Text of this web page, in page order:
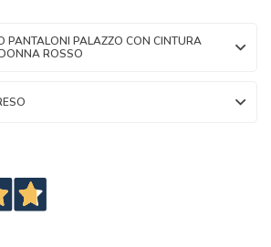
PANTALONI PALAZZO CON CINTURA
ROSSO